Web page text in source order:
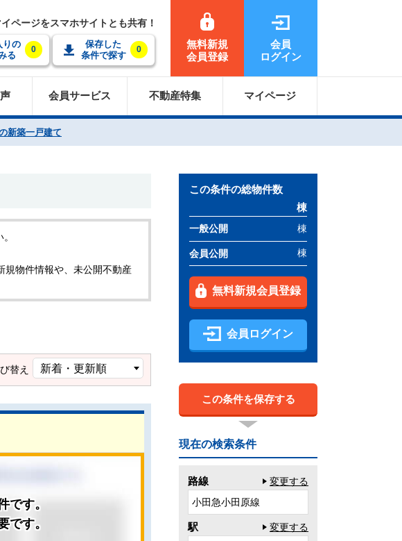
ページをスマホサイトとも共有！
りの
る
0
保存した
条件で探す
0
無料新規
会員登録
会員
ログイン
会員サービス 不動産特集 マイページ
新築一戸建て
規物件情報や、未公開不動産
替え
す。
です。
この条件の総物件数
棟
一般公開 棟
会員公開 棟
無料新規会員登録
会員ログイン
この条件を保存する
現在の検索条件
路線
変更する
小田急小田原線
駅
変更する